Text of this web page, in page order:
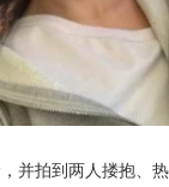
并拍到两人搂抱、热